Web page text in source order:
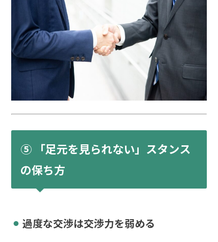
⑤ 「足元を見られない」スタンス
の保ち方
過度な交渉は交渉力を弱める